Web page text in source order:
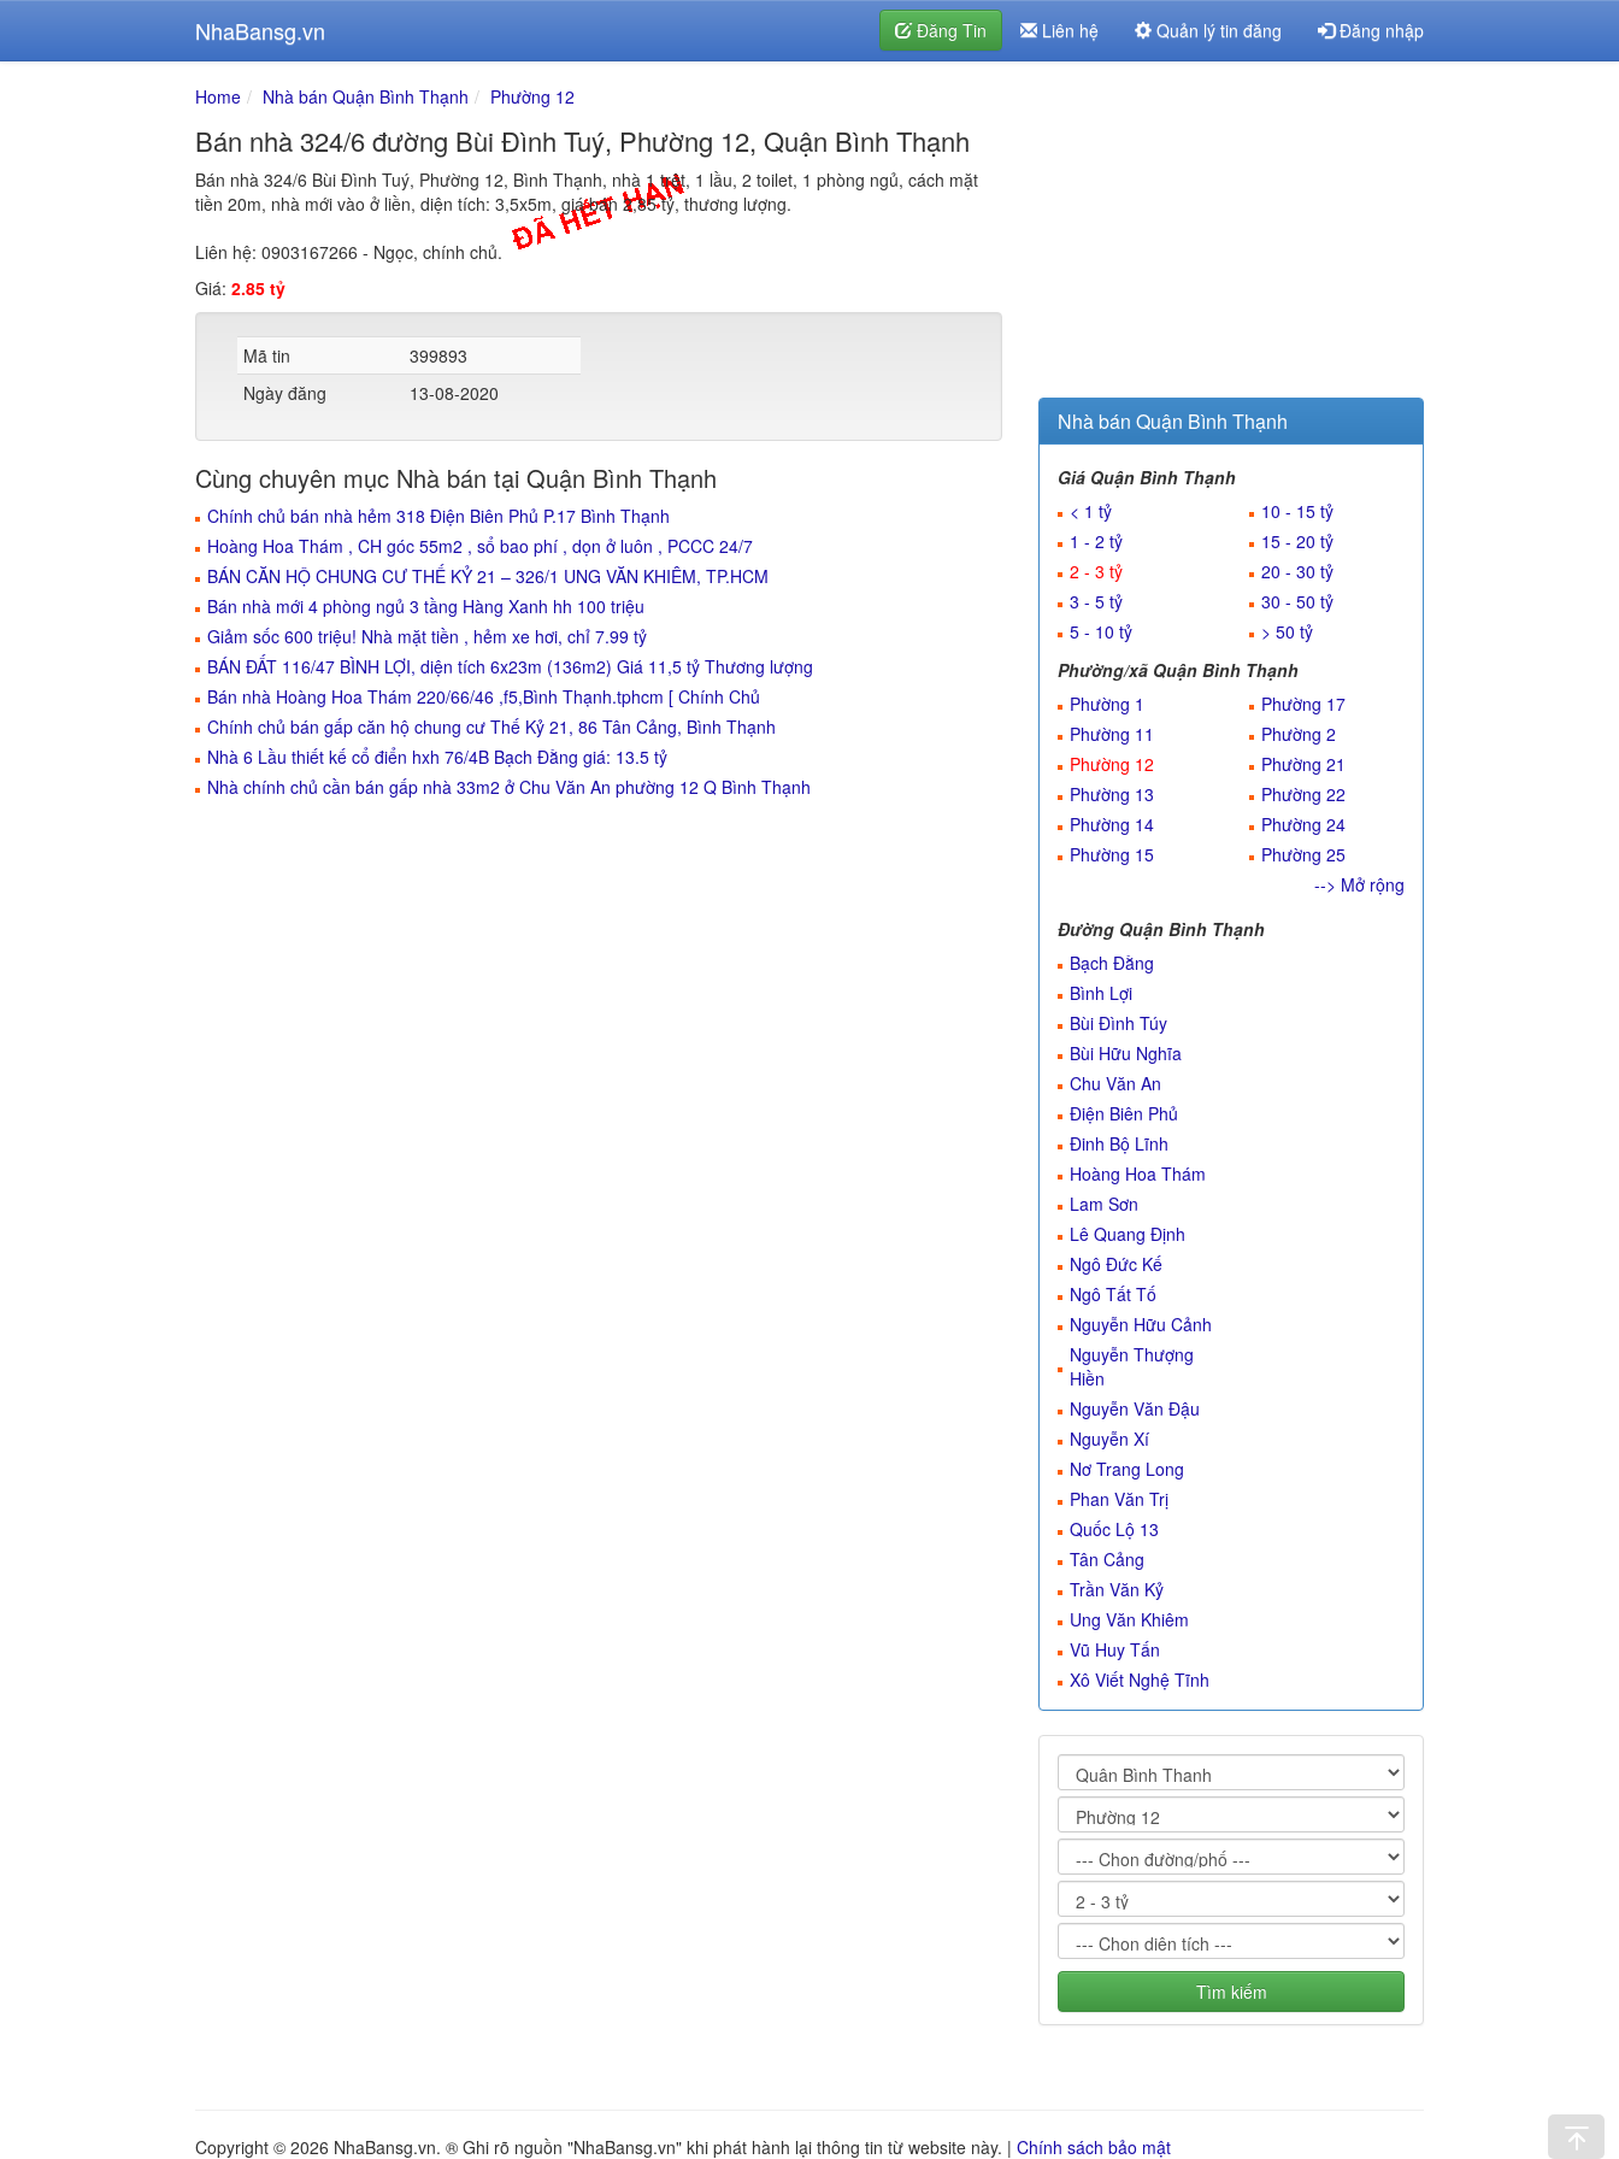
NhaBansg.vn Đăng Tin Liên hệ Quản lý tin đăng Đăng nhập
Home Nhà bán Quận Bình Thạnh Phường 12
Bán nhà 324/6 đường Bùi Đình Tuý, Phường 12, Quận Bình Thạnh
Bán nhà 324/6 Bùi Đình Tuý, Phường 12, Bình Thạnh, nhà 1 trệt, 1 lầu, 2 toilet, 1 phòng ngủ, cách mặt
tiền 20m, nhà mới vào ở liền, diện tích: 3,5x5m, giá bán 2,85 tỷ, thương lượng.
Liên hệ: 0903167266 - Ngọc, chính chủ.
Giá: 2.85 tỷ
Mã tin
399893
Ngày đăng
13-08-2020
Cùng chuyên mục Nhà bán tại Quận Bình Thạnh
Chính chủ bán nhà hẻm 318 Điện Biên Phủ P.17 Bình Thạnh
Hoàng Hoa Thám , CH góc 55m2 , sổ bao phí , dọn ở luôn , PCCC 24/7
BÁN CĂN HỘ CHUNG CƯ THẾ KỶ 21 – 326/1 UNG VĂN KHIÊM, TP.HCM
Bán nhà mới 4 phòng ngủ 3 tầng Hàng Xanh hh 100 triệu
Giảm sốc 600 triệu! Nhà mặt tiền , hẻm xe hơi, chỉ 7.99 tỷ
BÁN ĐẤT 116/47 BÌNH LỢI, diện tích 6x23m (136m2) Giá 11,5 tỷ Thương lượng
Bán nhà Hoàng Hoa Thám 220/66/46 ,f5,Bình Thạnh.tphcm [ Chính Chủ
Chính chủ bán gấp căn hộ chung cư Thế Kỷ 21, 86 Tân Cảng, Bình Thạnh
Nhà 6 Lầu thiết kế cổ điển hxh 76/4B Bạch Đằng giá: 13.5 tỷ
Nhà chính chủ cần bán gấp nhà 33m2 ở Chu Văn An phường 12 Q Bình Thạnh
Nhà bán Quận Bình Thạnh
Giá Quận Bình Thạnh
< 1 tỷ
1 - 2 tỷ
2 - 3 tỷ
3 - 5 tỷ
5 - 10 tỷ
10 - 15 tỷ
15 - 20 tỷ
20 - 30 tỷ
30 - 50 tỷ
> 50 tỷ
Phường/xã Quận Bình Thạnh
Phường 1
Phường 11
Phường 12
Phường 13
Phường 14
Phường 15
Phường 17
Phường 2
Phường 21
Phường 22
Phường 24
Phường 25
--> Mở rộng
Đường Quận Bình Thạnh
Bạch Đằng
Bình Lợi
Bùi Đình Túy
Bùi Hữu Nghĩa
Chu Văn An
Điện Biên Phủ
Đinh Bộ Lĩnh
Hoàng Hoa Thám
Lam Sơn
Lê Quang Định
Ngô Đức Kế
Ngô Tất Tố
Nguyễn Hữu Cảnh
Nguyễn Thượng
Hiền
Nguyễn Văn Đậu
Nguyễn Xí
Nơ Trang Long
Phan Văn Trị
Quốc Lộ 13
Tân Cảng
Trần Văn Kỷ
Ung Văn Khiêm
Vũ Huy Tấn
Xô Viết Nghệ Tĩnh
Tìm kiếm
Copyright © 2026 NhaBansg.vn. ® Ghi rõ nguồn "NhaBansg.vn" khi phát hành lại thông tin từ website này. | Chính sách bảo mật